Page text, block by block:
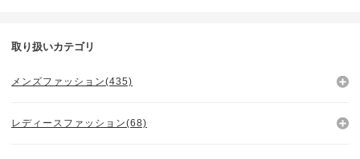
取り扱いカテゴリ
メンズファッション(435)
レディースファッション(68)